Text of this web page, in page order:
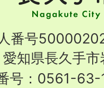
市
City
番号
知県長久手市
号：0561-63-